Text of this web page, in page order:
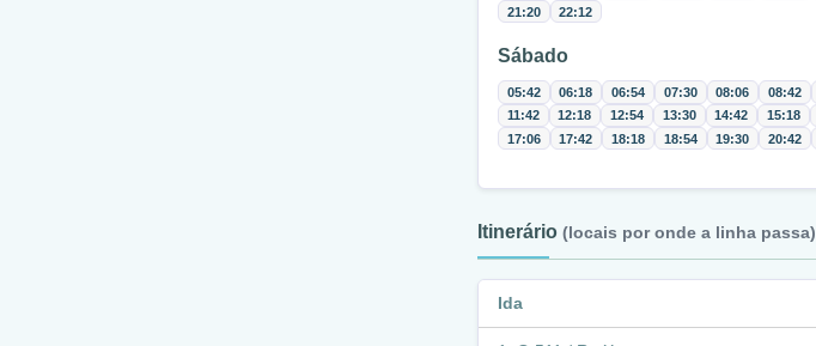
21:20
22:12
Sábado
05:42 06:18 06:54 07:30 08:06 08:42
11:42
12:18 12:54 13:30 14:42 15:18
17:06
17:42 18:18 18:54 19:30 20:42
Itinerário (locais por onde a linha passa)
Ida